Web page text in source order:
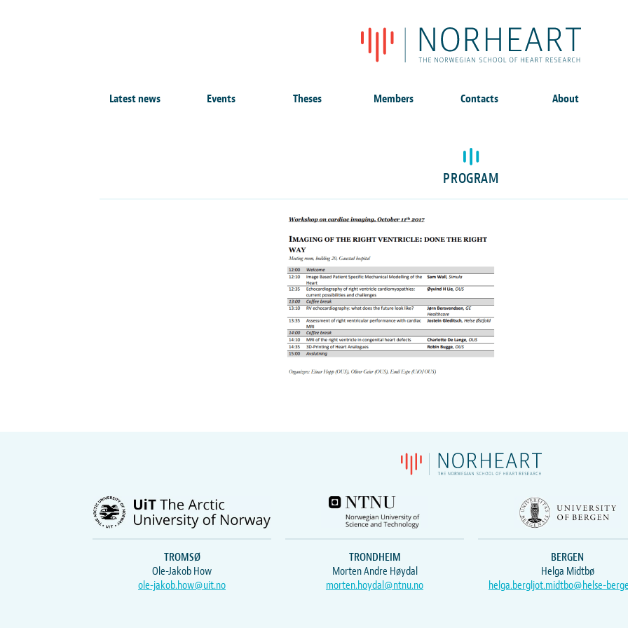
Latest news Events Theses Members Contacts About
PROGRAM
TROMSØ
Ole-Jakob How
ole-jakob.how@uit.no
TRONDHEIM
Morten Andre Høydal
morten.hoydal@ntnu.no
BERGEN
Helga Midtbø
helga.bergljot.midtbo@helse-